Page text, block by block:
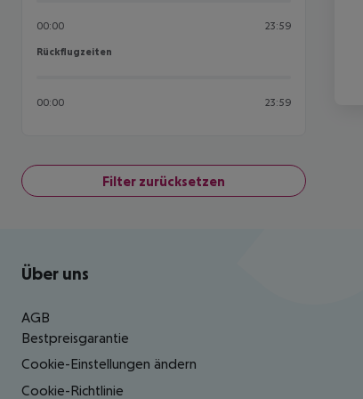
00:00 23:59
Rückflugzeiten
Rückflugzeiten
00:00 23:59
Filter zurücksetzen
Footer navigation
Über uns
AGB
Bestpreisgarantie
Cookie-Einstellungen ändern
Cookie-Richtlinie